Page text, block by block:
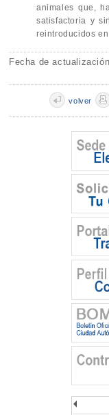
animales que,
satisfactoria y
reintroducidos
Fecha de
volver